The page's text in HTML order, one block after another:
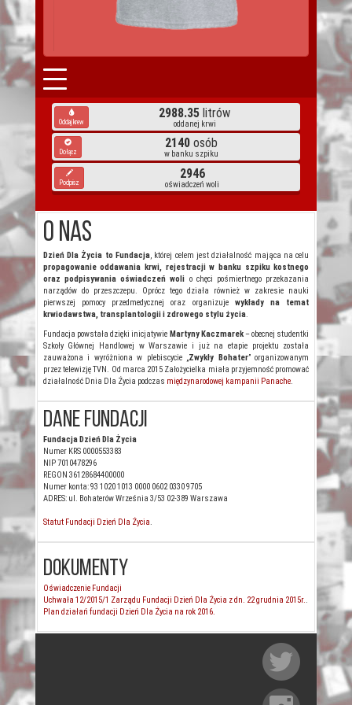
Oddaj krew
2988.35 litrów
oddanej krwi
Dołącz
2140osób
w banku szpiku
Podpisz
2946
oświadczeń woli
O nas
Dzień Dla Życia to Fundacja, której celem jest działalność mająca na celu
propagowanie oddawania krwi, rejestracji w banku szpiku kostnego
oraz podpisywania oświadczeń woli o chęci pośmiertnego przekazania
narządów do przeszczepu. Oprócz tego działa również w zakresie nauki
pierwszej pomocy przedmedycznej oraz organizuje wykłady na temat
krwiodawstwa, transplantologii i zdrowego stylu życia.
Fundacja powstała dzięki inicjatywie Martyny Kaczmarek– obecnej studentki
Szkoły Głównej Handlowej w Warszawie i już na etapie projektu została
zauważona i wyróżniona w plebiscycie „Zwykły Bohater” organizowanym
przez telewizję TVN. Od marca 2015 Założycielka miała przyjemność promować
działalność Dnia Dla Życia podczas międzynarodowej kampanii Panache.
Dane Fundacji
Fundacja Dzień Dla Życia
Numer KRS 0000553383
NIP 7010478296
REGON 36128684400000
Numer konta: 93 1020 1013 0000 0602 0330 9705
ADRES: ul. Bohaterów Września 3/53 02-389 Warszawa
Statut Fundacji Dzień Dla Życia.
Dokumenty
Oświadczenie Fundacji
Uchwała 12/2015/1 Zarządu Fundacji Dzień Dla Życia z dn. 22 grudnia 2015r..
Plan działań fundacji Dzień Dla Życia na rok 2016.